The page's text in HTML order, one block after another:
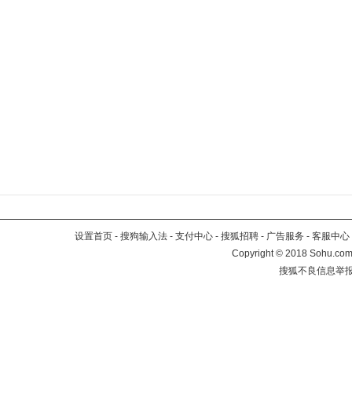
设置首页 - 搜狗输入法 - 支付中心 - 搜狐招聘 - 广告服务 - 客服中心
Copyright©2018
搜狐不良信息举